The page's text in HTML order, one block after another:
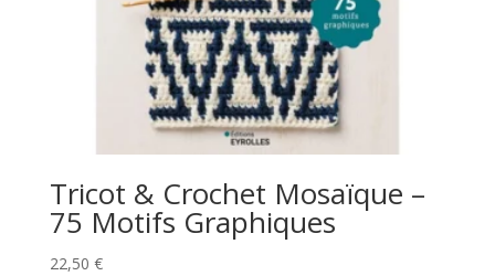
Tricot & Crochet Mosaïque –
75 Motifs Graphiques
22,50 €